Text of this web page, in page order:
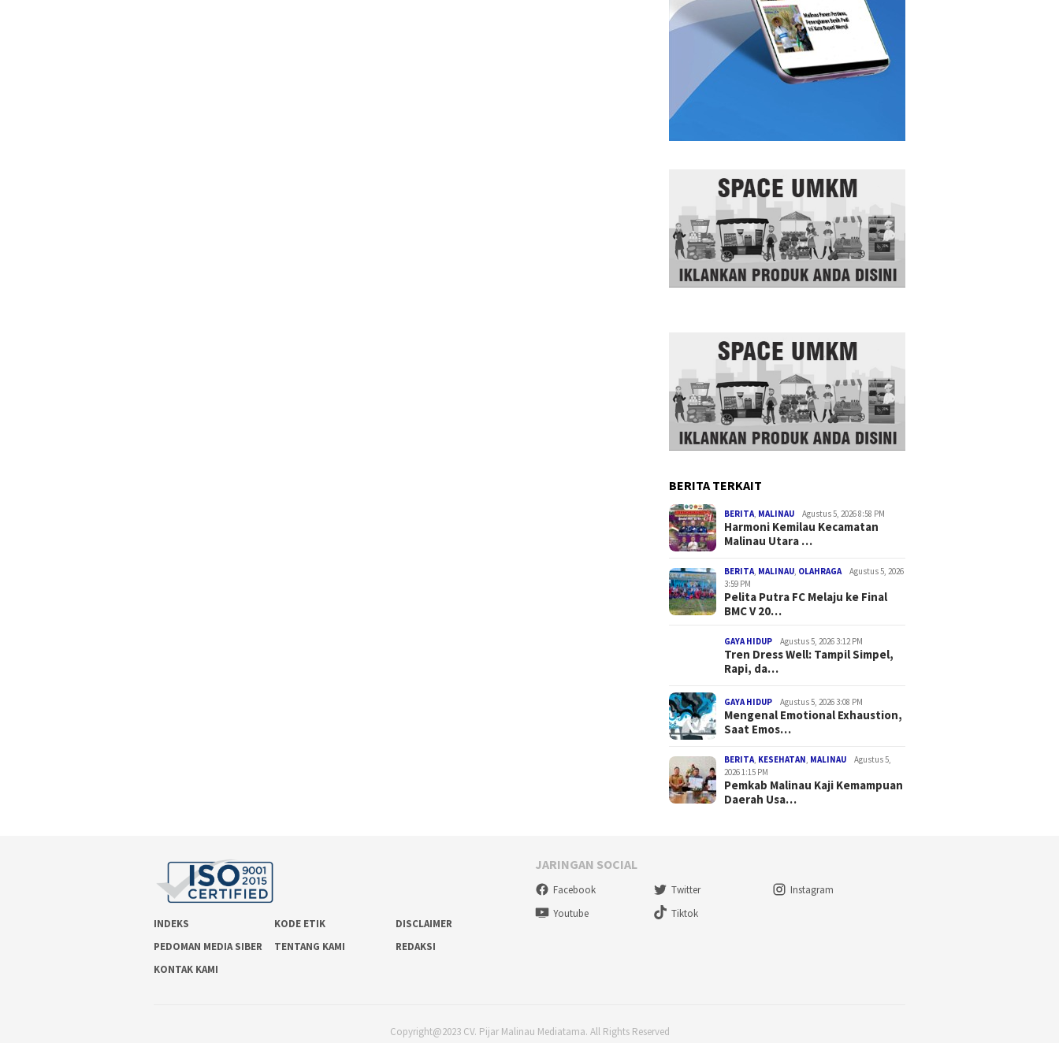
BERITA TERKAIT
BERITA MALINAU Agustus 5, 2026 8:58 PM
Harmoni Kemilau Kecamatan
Malinau Utara …
BERITA MALINAU OLAHRAGA
Agustus 5, 2026
3:59 PM
Pelita Putra FC Melaju ke Final
BMC V 20…
GAYA HIDUP Agustus 5, 2026 3:12 PM
Tren Dress Well: Tampil Simpel,
Rapi, da…
GAYA HIDUP Agustus 5, 2026 3:08 PM
Mengenal Emotional Exhaustion,
Saat Emos…
BERITA KESEHATAN MALINAU
Agustus 5,
2026 1:15 PM
Pemkab Malinau Kaji Kemampuan
Daerah Usa…
INDEKS KODE ETIK
DISCLAIMER
PEDOMAN MEDIA SIBER
TENTANG KAMI
REDAKSI
KONTAK KAMI
JARINGAN SOCIAL
Facebook Twitter
Instagram
Youtube
Tiktok
Copyright@2023 CV. Pijar Malinau Mediatama. All Rights Reserved